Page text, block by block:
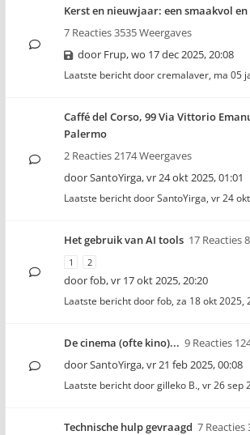
Kerst en nieuwjaar: een smaakvol en
7 Reacties 3535 Weergaves
door Frup,wo 17 dec 2025, 20:08
Laatste bericht doorcremalaver, ma 05
Caffé del Corso, 99 Via Vittorio
Palermo
2 Reacties 2174 Weergaves
doorSantoYirga,vr 24 okt 2025, 01:01
Laatste bericht doorSantoYirga, vr 24
Het gebruik van AI tools 17 Reacties
1 2
doorfob,vr 17 okt 2025, 20:20
Laatste bericht doorfob, za 18 okt 2025,
De cinema (ofte kino)... 9 Reacties
doorSantoYirga,vr 21 feb 2025, 00:08
Laatste bericht doorgilleko B., vr 26 sep
Technische hulp gevraagd 7 Reacties